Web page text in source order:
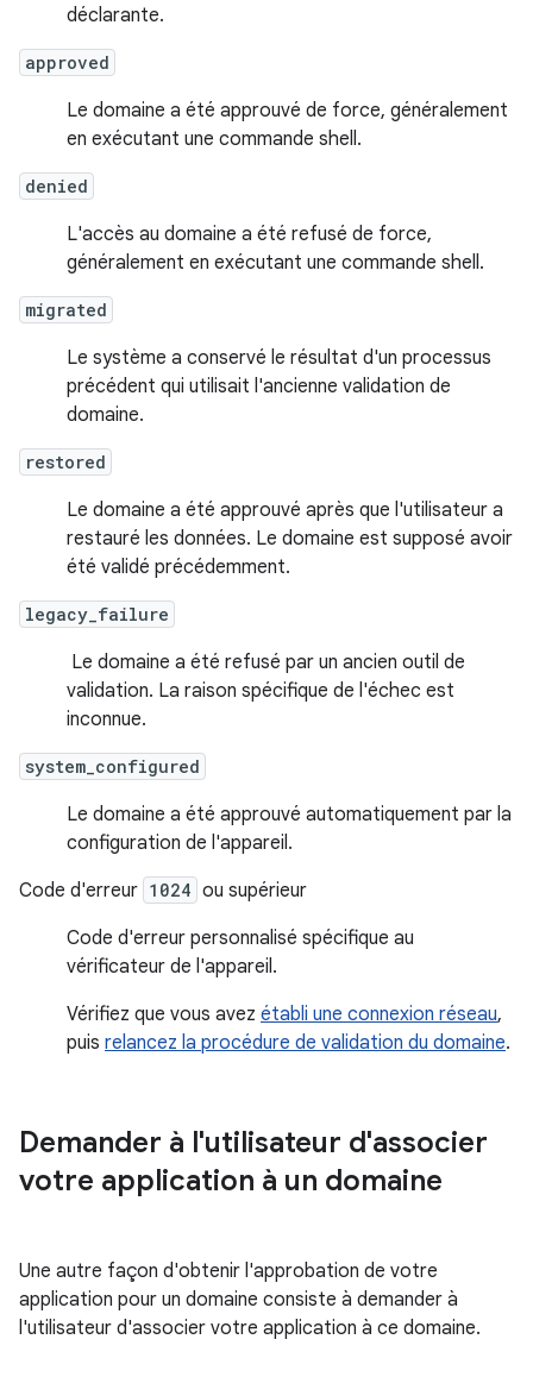
déclarante.
approved
Le domaine a été approuvé de force, généralement
en exécutant une commande shell.
denied
L'accès au domaine a été refusé de force,
généralement en exécutant une commande shell.
migrated
Le système a conservé le résultat d'un processus
précédent qui utilisait l'ancienne validation de
domaine.
restored
Le domaine a été approuvé après que l'utilisateur a
restauré les données. Le domaine est supposé avoir
été validé précédemment.
legacy_failure
Le domaine a été refusé par un ancien outil de
validation. La raison spécifique de l'échec est
inconnue.
system_configured
Le domaine a été approuvé automatiquement par la
configuration de l'appareil.
Code d'erreur 1024 ou supérieur
Code d'erreur personnalisé spécifique au
vérificateur de l'appareil.
Vérifiez que vous avez établi une connexion réseau,
puis relancez la procédure de validation du domaine.
Demander à l'utilisateur d'associer
votre application à un domaine
Une autre façon d'obtenir l'approbation de votre
application pour un domaine consiste à demander à
l'utilisateur d'associer votre application à ce domaine.